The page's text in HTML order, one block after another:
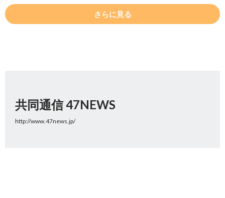
さらに見る
共同通信 47NEWS
http://www.47news.jp/